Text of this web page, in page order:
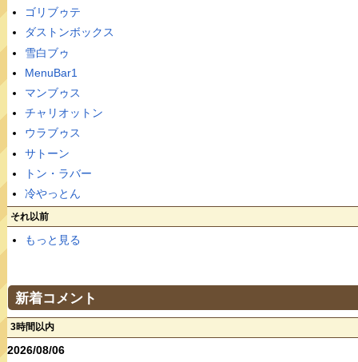
ゴリブゥテ
ダストンボックス
雪白ブゥ
MenuBar1
マンブゥス
チャリオットン
ウラブゥス
サトーン
トン・ラバー
冷やっとん
それ以前
もっと見る
新着コメント
3時間以内
2026/08/06